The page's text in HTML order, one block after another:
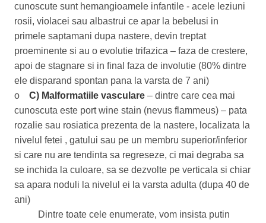
cunoscute sunt hemangioamele infantile - acele leziuni
rosii, violacei sau albastrui ce apar la bebelusi in
primele saptamani dupa nastere, devin treptat
proeminente si au o evolutie trifazica – faza de crestere,
apoi de stagnare si in final faza de involutie (80% dintre
ele disparand spontan pana la varsta de 7 ani)
o C) Malformatiile vasculare – dintre care cea mai
cunoscuta este port wine stain (nevus flammeus) – pata
rozalie sau rosiatica prezenta de la nastere, localizata la
nivelul fetei , gatului sau pe un membru superior/inferior
si care nu are tendinta sa regreseze, ci mai degraba sa
se inchida la culoare, sa se dezvolte pe verticala si chiar
sa apara noduli la nivelul ei la varsta adulta (dupa 40 de
ani)
Dintre toate cele enumerate, vom insista putin